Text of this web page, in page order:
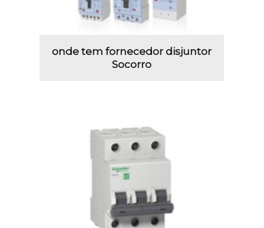
onde tem fornecedor disjuntor
Socorro